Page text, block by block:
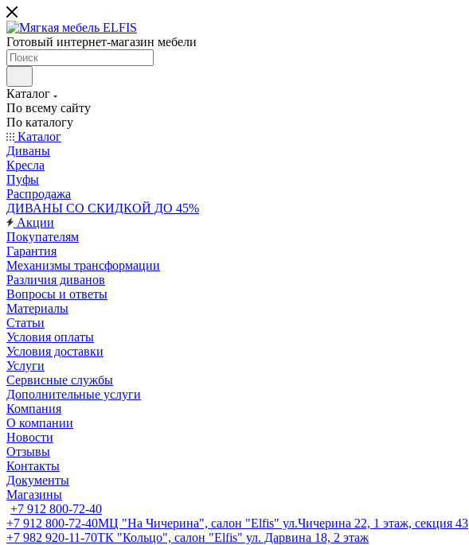
Готовый интернет-магазин мебели
Каталог
По всему сайту
По каталогу
Каталог
Диваны
Кресла
Пуфы
Распродажа
ДИВАНЫ СО СКИДКОЙ ДО 45%
Акции
Покупателям
Гарантия
Механизмы трансформации
Различия диванов
Вопросы и ответы
Материалы
Статьи
Условия оплаты
Условия доставки
Услуги
Сервисные службы
Дополнительные услуги
Компания
О компании
Новости
Отзывы
Контакты
Документы
Магазины
+7 912 800-72-40
+7 912 800-72-40МЦ "На Чичерина", салон "Elfis" ул.Чичерина 22, 1 этаж, секция 43
+7 982 920-11-70ТК "Кольцо", салон "Elfis" ул. Дарвина 18, 2 этаж